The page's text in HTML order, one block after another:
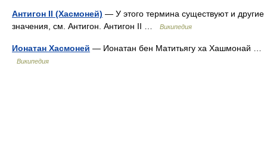
Антигон II (Хасмоней) — У этого термина существуют и другие
значения, см. Антигон. Антигон II …
Википедия
Ионатан Хасмоней — Ионатан бен Матитьягу ха Хашмонай …
Википедия